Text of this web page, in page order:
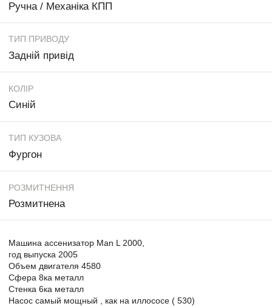
Ручна / Механіка КПП
ТИП ПРИВОДУ
Задній привід
КОЛІР
Синій
ТИП КУЗОВА
Фургон
РОЗМИТНЕННЯ
Розмитнена
Машина ассенизатор Man L 2000,
год выпуска 2005
Объем двигателя 4580
Сфера 8ка металл
Стенка 6ка металл
Насос самый мощный , как на иллососе ( 530)